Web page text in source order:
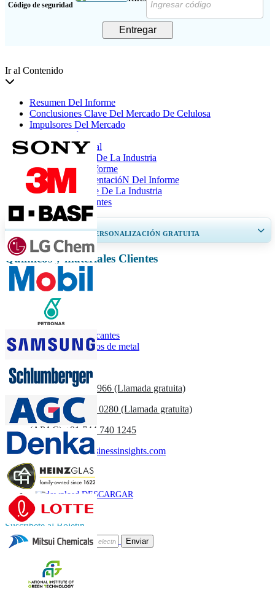
Código de seguridad
Entregar
Ir al Contenido
Resumen Del Informe
Conclusiones Clave Del Mercado De Celulosa
Impulsores Del Mercado
SegmentacióN
AnáLisis Regional
Jugadores Clave De La Industria
Cobertura Del Informe
Alcance Y SegmentacióN Del Informe
Desarrollos Clave De La Industria
Preguntas Frecuentes
OBTENGA UN 20% DE PERSONALIZACIÓN GRATUITA
Ampliar la cobertura regional y por país, Análisis de segmentos, Perfiles
de empresas, Benchmarking competitivo, e información sobre el usuario
Químicos y materiales Clientes
Informes relacionados
Mercado de lubricantes
Mercado de fluidos de metal
Contáctenos
+1 833 909 2966 (Llamada gratuita)
UK +44 808 502 0280 (Llamada gratuita)
(APAC) +91 744 740 1245
sales@fortunebusinessinsights.com
Llamar
Correo
DESCARGAR
MUESTRA
Suscríbete al Boletín
Enviar
Confianza Online